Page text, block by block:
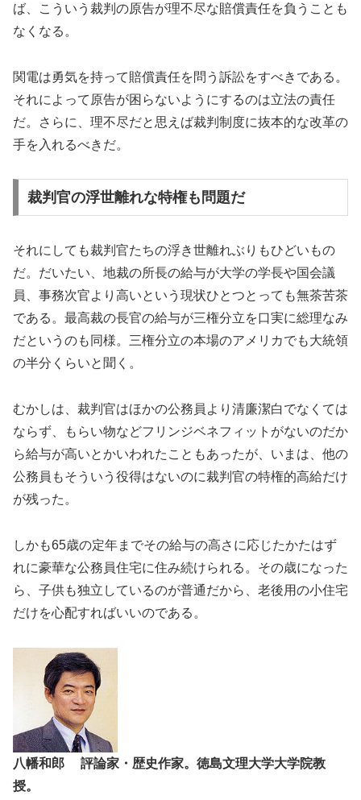
ば、こういう裁判の原告が理不尽な賠償責任を負うことも
なくなる。
関電は勇気を持って賠償責任を問う訴訟をすべきである。
それによって原告が困らないようにするのは立法の責任
だ。さらに、理不尽だと思えば裁判制度に抜本的な改革の
手を入れるべきだ。
裁判官の浮世離れな特権も問題だ
それにしても裁判官たちの浮き世離れぶりもひどいもの
だ。だいたい、地裁の所長の給与が大学の学長や国会議
員、事務次官より高いという現状ひとつとっても無茶苦茶
である。最高裁の長官の給与が三権分立を口実に総理なみ
だというのも同様。三権分立の本場のアメリカでも大統領
の半分くらいと聞く。
むかしは、裁判官はほかの公務員より清廉潔白でなくては
ならず、もらい物などフリンジベネフィットがないのだか
ら給与が高いとかいわれたこともあったが、いまは、他の
公務員もそういう役得はないのに裁判官の特権的高給だけ
が残った。
しかも65歳の定年までその給与の高さに応じたかたはず
れに豪華な公務員住宅に住み続けられる。その歳になった
ら、子供も独立しているのが普通だから、老後用の小住宅
だけを心配すればいいのである。
八幡和郎 評論家・歴史作家。徳島文理大学大学院教
授。